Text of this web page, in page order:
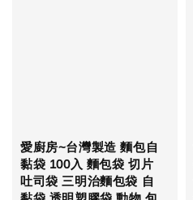
愛廚房~台灣製造 麵包自
黏袋 100入 麵包袋 切片
吐司袋 三明治麵包袋 自